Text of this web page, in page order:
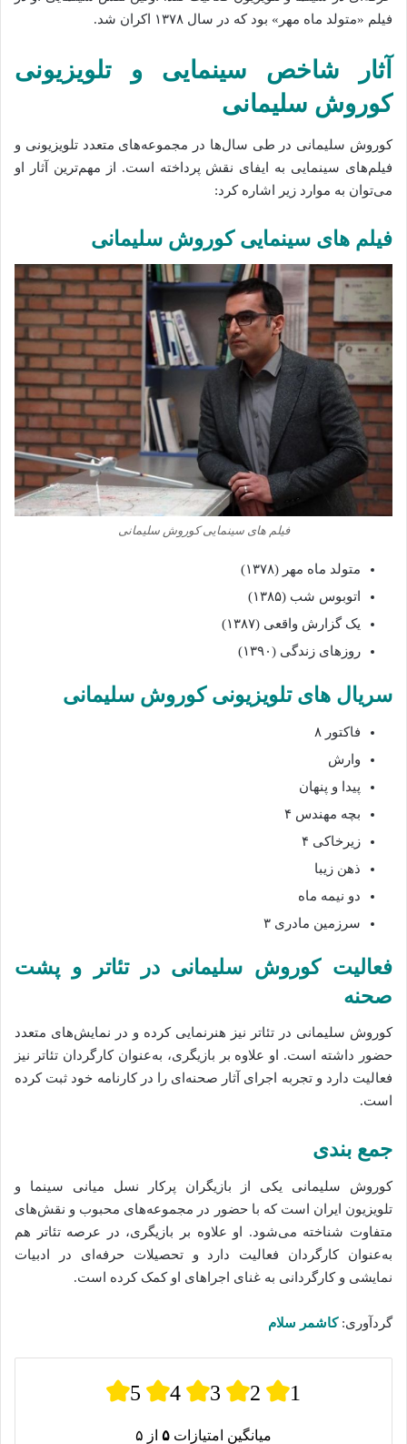
فیلم «متولد ماه مهر» بود که در سال ۱۳۷۸ اکران شد.
آثار شاخص سینمایی و تلویزیونی
کوروش سلیمانی
کوروش سلیمانی در طی سال‌ها در مجموعه‌های متعدد تلویزیونی و
فیلم‌های سینمایی به ایفای نقش پرداخته است. از مهم‌ترین آثار او
می‌توان به موارد زیر اشاره کرد:
فیلم های سینمایی کوروش سلیمانی
فیلم های سینمایی کوروش سلیمانی
متولد ماه مهر (۱۳۷۸)
اتوبوس شب (۱۳۸۵)
یک گزارش واقعی (۱۳۸۷)
روزهای زندگی (۱۳۹۰)
سریال های تلویزیونی کوروش سلیمانی
فاکتور ۸
وارش
پیدا و پنهان
بچه مهندس ۴
زیرخاکی ۴
ذهن زیبا
دو نیمه ماه
سرزمین مادری ۳
فعالیت کوروش سلیمانی در تئاتر و پشت
صحنه
کوروش سلیمانی در تئاتر نیز هنرنمایی کرده و در نمایش‌های متعدد
حضور داشته است. او علاوه بر بازیگری، به‌عنوان کارگردان تئاتر نیز
فعالیت دارد و تجربه اجرای آثار صحنه‌ای را در کارنامه خود ثبت کرده
است.
جمع‌ بندی
کوروش سلیمانی یکی از بازیگران پرکار نسل میانی سینما و
تلویزیون ایران است که با حضور در مجموعه‌های محبوب و نقش‌های
متفاوت شناخته می‌شود. او علاوه بر بازیگری، در عرصه تئاتر هم
به‌عنوان کارگردان فعالیت دارد و تحصیلات حرفه‌ای در ادبیات
نمایشی و کارگردانی به غنای اجراهای او کمک کرده است.
گردآوری:کاشمر سلام
5 4 3 2 1
میانگین امتیازات ۵ از ۵